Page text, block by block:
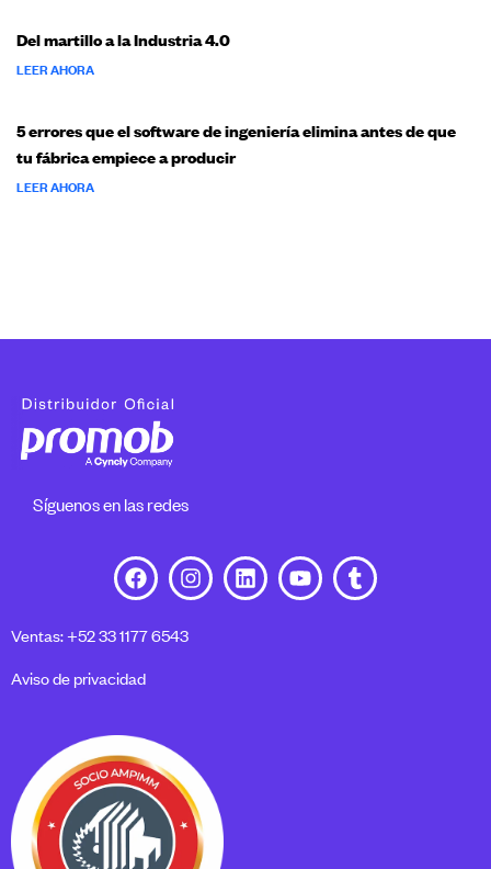
Del martillo a la Industria 4.0
LEER AHORA
5 errores que el software de ingeniería elimina antes de que
tu fábrica empiece a producir
LEER AHORA
Síguenos en las redes
Ventas: +52 33 1177 6543
Aviso de privacidad